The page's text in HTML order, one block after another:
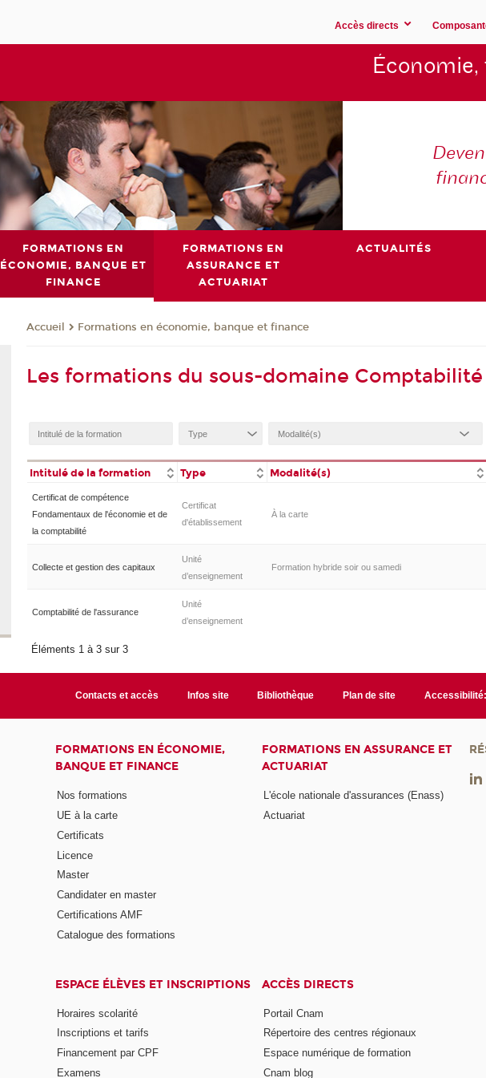
Accès directs
Économie,
FORMATIONS EN
ÉCONOMIE, BANQUE ET
FINANCE
FORMATIONS EN
ASSURANCE ET
ACTUARIAT
ACTUALITÉS
Accueil Formations en économie, banque et finance
Les formations du sous-domaine Comptabilité
Intitulé de la formation Type Modalité(s)
Certificat de compétence
Fondamentaux de l'économie et de
la comptabilité
Certificat
d'établissement
À la carte
Collecte et gestion des capitaux
Unité
d’enseignement
Formation hybride soir ou samedi
Comptabilité de l'assurance
Unité
d’enseignement
Éléments 1 à 3 sur 3
Contacts et accès Infos site Bibliothèque Plan de site
FORMATIONS EN ÉCONOMIE,
BANQUE ET FINANCE
Nos formations
UE à la carte
Certificats
Licence
Master
Candidater en master
Certifications AMF
Catalogue des formations
FORMATIONS EN ASSURANCE ET
ACTUARIAT
L'école nationale d'assurances (Enass)
Actuariat
ESPACE ÉLÈVES ET INSCRIPTIONS
Horaires scolarité
Inscriptions et tarifs
Financement par CPF
Examens
ACCÈS DIRECTS
Portail Cnam
Répertoire des centres régionaux
Espace numérique de formation
Cnam blog